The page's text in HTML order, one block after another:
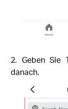
2. Geben Sie
danach.